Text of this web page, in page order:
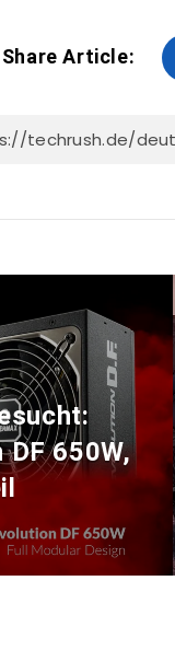
Share Article:
DF 650W,